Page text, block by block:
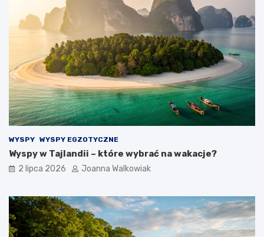
WYSPY WYSPY EGZOTYCZNE
Wyspy w Tajlandii – które wybrać na wakacje?
2 lipca 2026 Joanna Walkowiak